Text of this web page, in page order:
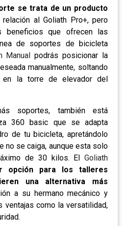
se trata de un producto
relación al Goliath Pro+, pero
beneficios que ofrecen las
de soportes de bicicleta
Manual podrás posicionar la
manualmente, soltando
en la torre de elevador del
soportes, también está
360 basic que se adapta
de tu bicicleta, apretándolo
no se caiga, aunque esta solo
de 30 kilos. El Goliath
opción para los talleres
una alternativa más
a su hermano mecánico y
ventajas como la versatilidad,